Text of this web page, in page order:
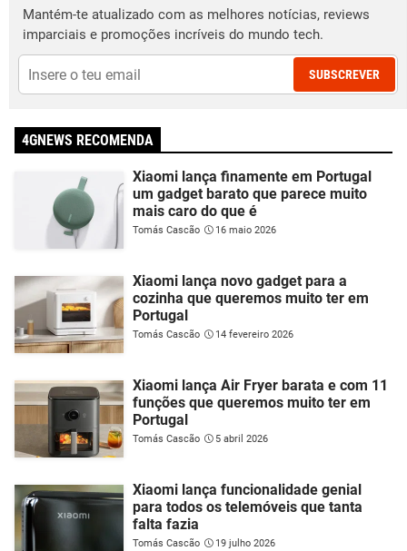
Mantém-te atualizado com as melhores notícias, reviews
imparciais e promoções incríveis do mundo tech.
SUBSCREVER
4GNEWS RECOMENDA
Xiaomi lança finamente em Portugal
um gadget barato que parece muito
mais caro do que é
Tomás Cascão 16 maio 2026
Xiaomi lança novo gadget para a
cozinha que queremos muito ter em
Portugal
Tomás Cascão 14 fevereiro 2026
Xiaomi lança Air Fryer barata e com 11
funções que queremos muito ter em
Portugal
Tomás Cascão 5 abril 2026
Xiaomi lança funcionalidade genial
para todos os telemóveis que tanta
falta fazia
Tomás Cascão 19 julho 2026